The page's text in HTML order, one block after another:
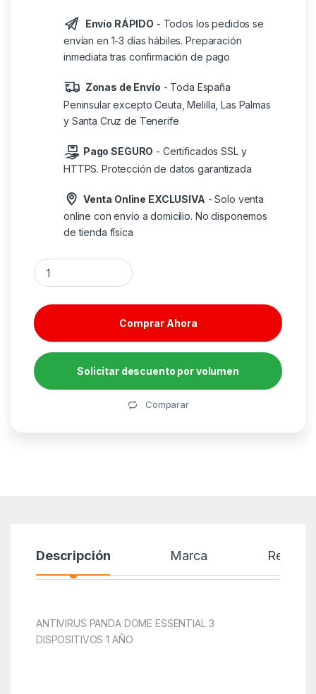
Envío RÁPIDO - Todos los pedidos se
envían en 1-3 días hábiles. Preparación
inmediata tras confirmación de pago
Zonas de Envío - Toda España
Peninsular excepto Ceuta, Melilla, Las Palmas
y Santa Cruz de Tenerife
Pago SEGURO - Certificados SSL y
HTTPS. Protección de datos garantizada
Venta Online EXCLUSIVA - Solo venta
online con envío a domicilio. No disponemos
de tienda física
Antivirus panda dome essential 3 dispositivos 1 año caja
Comprar Ahora
Solicitar descuento por volumen
Comparar
Descripción Marca Reseñas
ANTIVIRUS PANDA DOME ESSENTIAL 3
DISPOSITIVOS 1 AÑO